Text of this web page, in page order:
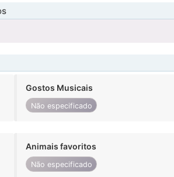
Gostos Musicais
Não especificado
Animais favoritos
Não especificado